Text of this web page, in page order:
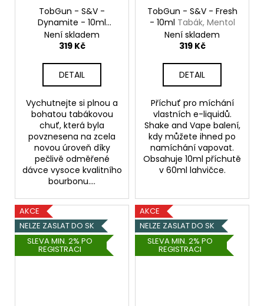
TobGun - S&V -
Dynamite - 10ml
Tabák & Vanilka s
Bourbonem
Není skladem
319 Kč
DETAIL
Vychutnejte si plnou a
bohatou tabákovou
chuť, která byla
povznesena na zcela
novou úroveň díky
pečlivě odměřené
dávce vysoce kvalitního
bourbonu....
TobGun - S&V - Fresh
- 10ml Tabák, Mentol
Není skladem
319 Kč
DETAIL
Příchuť pro míchání
vlastních e-liquidů.
Shake and Vape balení,
kdy můžete ihned po
namíchání vapovat.
Obsahuje 10ml příchutě
v 60ml lahvičce.
AKCE
NELZE ZASLAT DO SK
SLEVA MIN. 2% PO
REGISTRACI
AKCE
NELZE ZASLAT DO SK
SLEVA MIN. 2% PO
REGISTRACI